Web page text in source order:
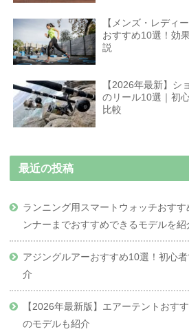
【メンズ・レディ
おすすめ10選！効
説
【2026年最新】シ
のリール10選｜初
比較
最近の投稿
ランニング用スマートウォッチおす
ンナーまでおすすめできるモデルを紹
アジングルアーおすすめ10選！初心
介
【2026年最新版】エアーテントおす
のモデルも紹介